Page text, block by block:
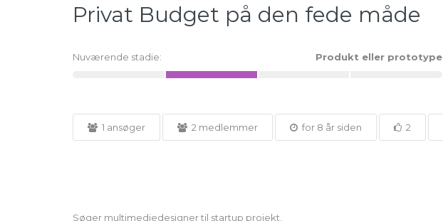
Privat Budget på den fede måde
Nuværende stadie: Produkt eller prototype
1 ansøger 2 medlemmer for 8 år siden 2
Søger multimediedesigner til startup projekt.